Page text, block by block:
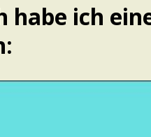
habe ich